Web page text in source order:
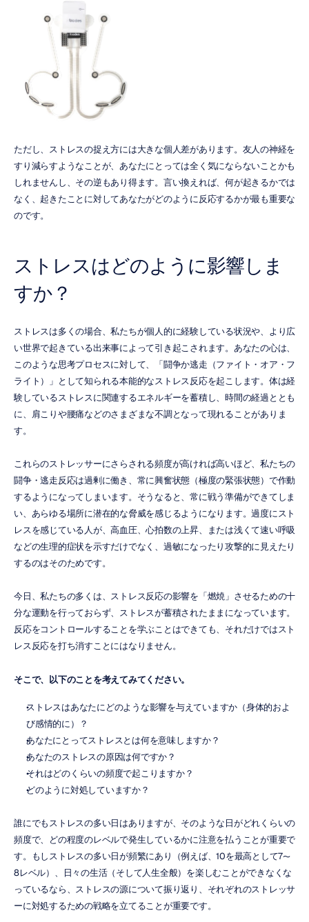
ただし、ストレスの捉え方には大きな個人差があります。友人の神経を
すり減らすようなことが、あなたにとっては全く気にならないことかも
しれませんし、その逆もあり得ます。言い換えれば、何が起きるかでは
なく、起きたことに対してあなたがどのように反応するかが最も重要な
のです。
ストレスはどのように影響しま
すか？
ストレスは多くの場合、私たちが個人的に経験している状況や、より広
い世界で起きている出来事によって引き起こされます。あなたの心は、
このような思考プロセスに対して、「闘争か逃走（ファイト・オア・フ
ライト）」として知られる本能的なストレス反応を起こします。体は経
験しているストレスに関連するエネルギーを蓄積し、時間の経過ととも
に、肩こりや腰痛などのさまざまな不調となって現れることがありま
す。
これらのストレッサーにさらされる頻度が高ければ高いほど、私たちの
闘争・逃走反応は過剰に働き、常に興奮状態（極度の緊張状態）で作動
するようになってしまいます。そうなると、常に戦う準備ができてしま
い、あらゆる場所に潜在的な脅威を感じるようになります。過度にスト
レスを感じている人が、高血圧、心拍数の上昇、または浅くて速い呼吸
などの生理的症状を示すだけでなく、過敏になったり攻撃的に見えたり
するのはそのためです。
今日、私たちの多くは、ストレス反応の影響を「燃焼」させるための十
分な運動を行っておらず、ストレスが蓄積されたままになっています。
反応をコントロールすることを学ぶことはできても、それだけではスト
レス反応を打ち消すことにはなりません。
そこで、以下のことを考えてみてください。
ストレスはあなたにどのような影響を与えていますか（身体的およ
び感情的に）？
あなたにとってストレスとは何を意味しますか？
あなたのストレスの原因は何ですか？
それはどのくらいの頻度で起こりますか？
どのように対処していますか？
誰にでもストレスの多い日はありますが、そのような日がどれくらいの
頻度で、どの程度のレベルで発生しているかに注意を払うことが重要で
す。もしストレスの多い日が頻繁にあり（例えば、10を最高として7〜
8レベル）、日々の生活（そして人生全般）を楽しむことができなくな
っているなら、ストレスの源について振り返り、それぞれのストレッサ
ーに対処するための戦略を立てることが重要です。